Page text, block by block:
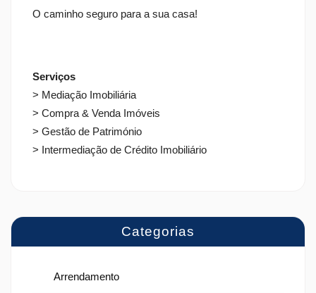
O caminho seguro para a sua casa!
Serviços
> Mediação Imobiliária
> Compra & Venda Imóveis
> Gestão de Património
> Intermediação de Crédito Imobiliário
Categorias
Arrendamento